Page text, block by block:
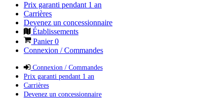
Prix garanti pendant 1 an
Carrières
Devenez un concessionnaire
Établissements
Panier0
Connexion / Commandes
Connexion / Commandes
Prix garanti pendant 1 an
Carrières
Devenez un concessionnaire